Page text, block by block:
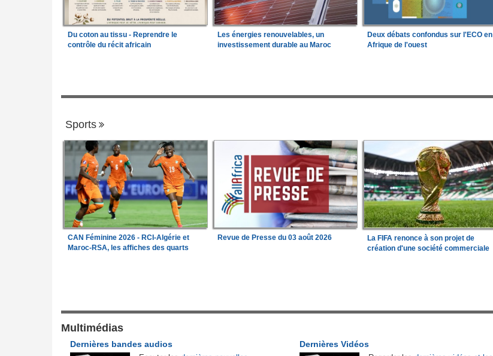
Du coton au tissu - Reprendre le
contrôle du récit africain
Les énergies renouvelables, un
investissement durable au Maroc
Deux débats confondus sur l'ECO en
Afrique de l'ouest
Sports
CAN Féminine 2026 - RCI-Algérie et
Maroc-RSA, les affiches des quarts
Revue de Presse du 03 août 2026
La FIFA renonce à son projet de
création d'une société commerciale
Multimédias
Dernières Vidéos
Dernières bandes audios
pesé sur la position
2
d'espèces protégées